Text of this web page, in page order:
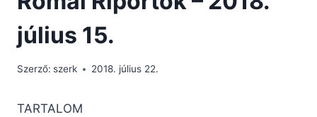
július 15.
Szerző: szerk 2018. július 22.
TARTALOM